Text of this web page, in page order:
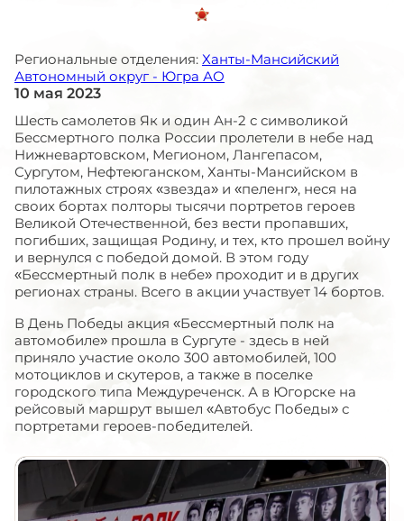
Региональные отделения: Ханты-Мансийский
Автономный округ - Югра АО
10 мая 2023
Шесть самолетов Як и один Ан-2 с символикой
Бессмертного полка России пролетели в небе над
Нижневартовском, Мегионом, Лангепасом,
Сургутом, Нефтеюганском, Ханты-Мансийском в
пилотажных строях «звезда» и «пеленг», неся на
своих бортах полторы тысячи портретов героев
Великой Отечественной, без вести пропавших,
погибших, защищая Родину, и тех, кто прошел войну
и вернулся с победой домой. В этом году
«Бессмертный полк в небе» проходит и в других
регионах страны. Всего в акции участвует 14 бортов.
В День Победы акция «Бессмертный полк на
автомобиле» прошла в Сургуте - здесь в ней
приняло участие около 300 автомобилей, 100
мотоциклов и скутеров, а также в поселке
городского типа Междуреченск. А в Югорске на
рейсовый маршрут вышел «Автобус Победы» с
портретами героев-победителей.